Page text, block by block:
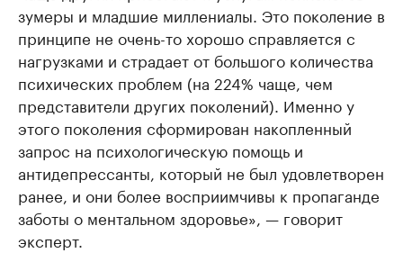
зумеры и младшие миллениалы. Это поколение в
принципе не очень-то хорошо справляется с
нагрузками и страдает от большого количества
психических проблем (на 224% чаще, чем
представители других поколений). Именно у
этого поколения сформирован накопленный
запрос на психологическую помощь и
антидепрессанты, который не был удовлетворен
ранее, и они более восприимчивы к пропаганде
заботы о ментальном здоровье», — говорит
эксперт.